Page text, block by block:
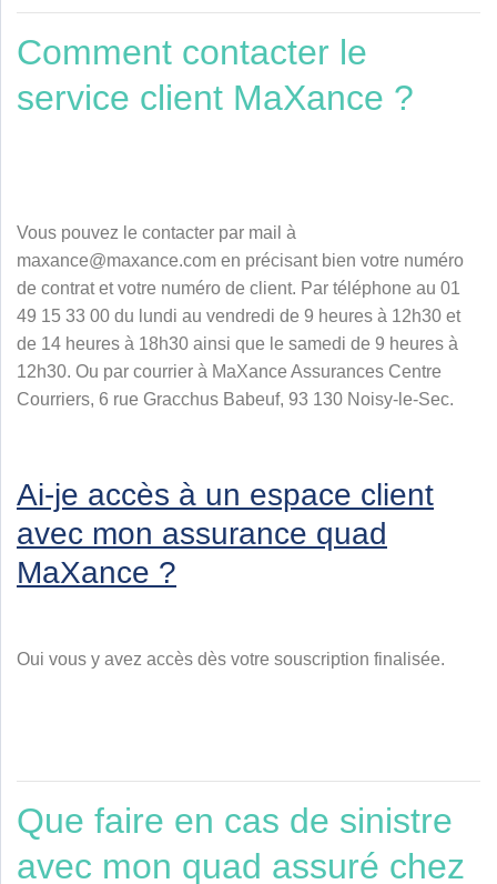
Comment contacter le
service client MaXance ?
Vous pouvez le contacter par mail à
maxance@maxance.com en précisant bien votre numéro
de contrat et votre numéro de client. Par téléphone au 01
49 15 33 00 du lundi au vendredi de 9 heures à 12h30 et
de 14 heures à 18h30 ainsi que le samedi de 9 heures à
12h30. Ou par courrier à MaXance Assurances Centre
Courriers, 6 rue Gracchus Babeuf, 93 130 Noisy-le-Sec.
Ai-je accès à un espace client
avec mon assurance quad
MaXance ?
Oui vous y avez accès dès votre souscription finalisée.
Que faire en cas de sinistre
avec mon quad assuré chez